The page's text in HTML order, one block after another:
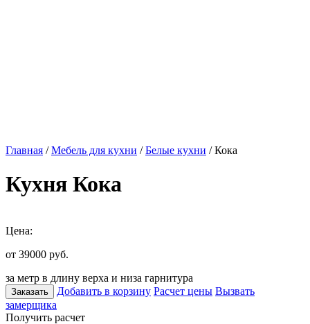
Главная /Мебель для кухни /Белые кухни / Кока
Кухня Кока
Цена:
от 39000 руб.
за метр в длину верха и низа гарнитура
Заказать Добавить в корзину Расчет цены Вызвать
замерщика
Получить расчет